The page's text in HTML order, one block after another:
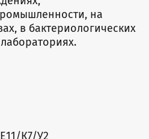
на
в бактериологических
К7/У2